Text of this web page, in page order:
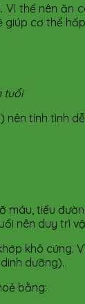
thế nên ăn
giúp cơ thể
tuổi​
tính tình
tiểu
nên duy trì
khô cứng.
dưỡng).
bằng: